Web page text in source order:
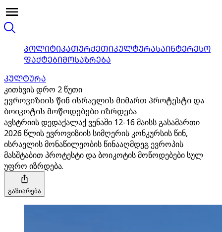
ᲞᲝᲚᲘᲢᲘᲙᲐᲗᲣᲠᲥᲔᲗᲘᲙᲣᲚᲢᲣᲠᲐᲡᲐᲘᲜᲢᲔᲠᲔᲡᲝ
ᲤᲐᲥᲢᲔᲑᲘᲛᲝᲡᲐᲖᲠᲔᲑᲐ
ᲙᲣᲚᲢᲣᲠᲐ
კითხვის დრო 2 წუთი
ევროვიზიის წინ ისრაელის მიმართ პროტესტი და
ბოიკოტის მოწოდებები იზრდება
ავსტრიის დედაქალაქ ვენაში 12-16 მაისს გასამართი
2026 წლის ევროვიზიის სიმღერის კონკურსის წინ,
ისრაელის მონაწილეობის წინააღმდეგ ევროპის
მასშტაბით პროტესტი და ბოიკოტის მოწოდებები სულ
უფრო იზრდება.
გაზიარება